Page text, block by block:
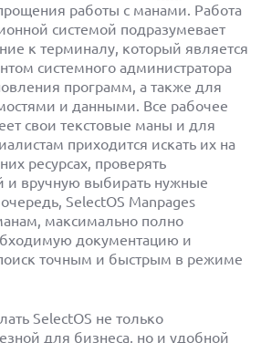
работы с манами. Работа
системой подразумевает
к терминалу, который является
системного администратора
программ, а также для
и данными. Все рабочее
свои текстовые маны и для
приходится искать их на
ресурсах, проверять
и вручную выбирать нужные
SelectOS Manpages
максимально полно
документацию и
точным и быстрым в режиме
SelectOS не только
для бизнеса, но и удобной